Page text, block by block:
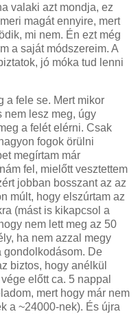
valaki azt mondja, ez
magát ennyire, mert
mi nem. Én ezt még
a saját módszereim. A
jó móka tud lenni
a fele se. Mert mikor
nem lesz meg, úgy
a felét elérni. Csak
fogok örülni
megírtam már
fel, mielőtt vesztettem
jobban bosszant az az
múlt, hogy elszúrtam az
(mást is kikapcsol a
nem lett meg az 50
ha nem azzal megy
gondolkodásom. De
biztos, hogy anélkül
előtt ca. 5 nappal
mert hogy már nem
a ~24000-nek). És újra